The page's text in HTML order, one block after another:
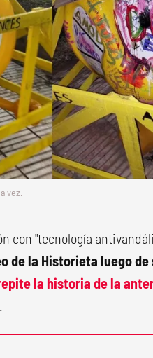
vez.
con "tecnología
de la Historieta luego
la historia de la
.